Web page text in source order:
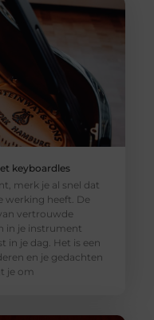
keyboardles
merk je al snel dat
werking heeft. De
vertrouwde
in je instrument
in je dag. Het is een
en je gedachten
je om